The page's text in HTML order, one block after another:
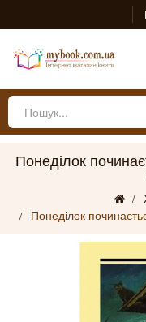
Понеділок
Понеділок